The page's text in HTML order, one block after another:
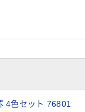
4色セット 76801